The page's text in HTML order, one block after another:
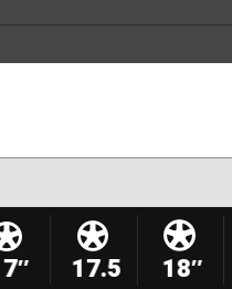
17.5 18″